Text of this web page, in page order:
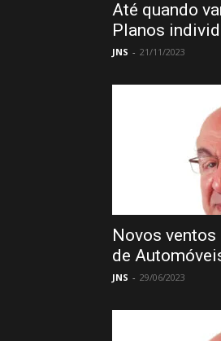
Até quando
Planos
JNS - 21/11/2023
Novos ventos
de
JNS - 29/06/2023